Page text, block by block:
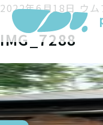
2022年6月18日 ウ
IMG_7288